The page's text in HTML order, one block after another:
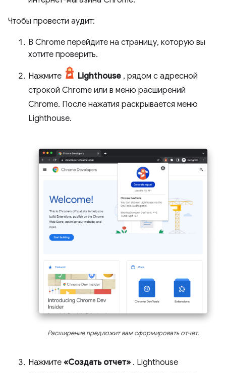
Чтобы провести аудит:
В Chrome перейдите на страницу, которую вы
хотите проверить.
Нажмите Lighthouse , рядом с адресной
строкой Chrome или в меню расширений
Chrome. После нажатия раскрывается меню
Lighthouse.
Расширение предложит вам сформировать отчет.
Нажмите «Создать отчет» . Lighthouse